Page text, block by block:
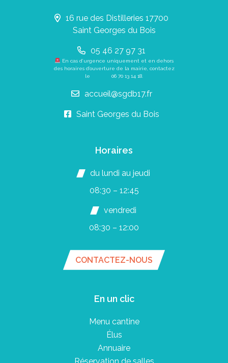
16 rue des Distilleries 17700
Saint Georges du Bois
05 46 27 97 31
En cas d’urgence uniquement et en dehors
des horaires d’ouverture de la mairie, contactez
le 06 70 13 14 18.
accueil@sgdb17.fr
Saint Georges du Bois
Horaires
du lundi au jeudi
08:30 – 12:45
vendredi
08:30 – 12:00
CONTACTEZ-NOUS
En un clic
Menu cantine
Élus
Annuaire